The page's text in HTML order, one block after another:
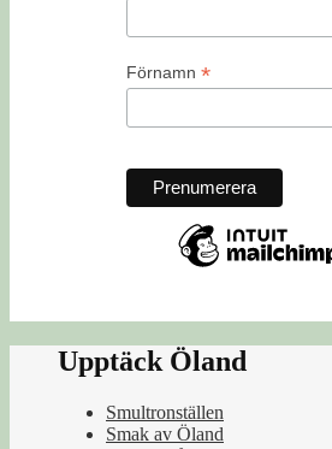
Förnamn *
Upptäck Öland
Smultronställen
Smak av Öland